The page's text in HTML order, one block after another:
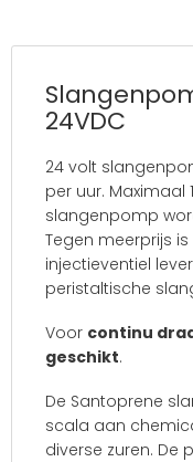
24VDC
24 volt
per uur. Maximaal
slangenpomp
Tegen meerprijs
injectieventiel
peristaltische
Voor continu
geschikt.
De Santoprene
scala aan
diverse zuren. De